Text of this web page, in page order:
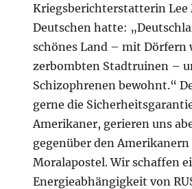
Kriegsberichterstatterin Lee
Deutschen hatte:
schönes Land – mit Dörfern
zerbombten Stadtruinen –
Schizophrenen bewohnt.“
gerne die
Amerikaner, gerieren uns
gegenüber den Amerikanern
Moralapostel. Wir schaffen
Energieabhängigkeit von